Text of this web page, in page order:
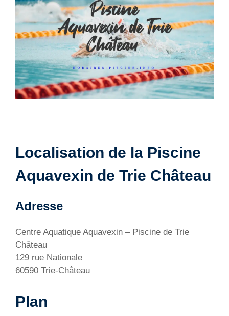
Localisation de la Piscine
Aquavexin de Trie Château
Adresse
Centre Aquatique Aquavexin – Piscine de Trie
Château
129 rue Nationale
60590 Trie-Château
Plan